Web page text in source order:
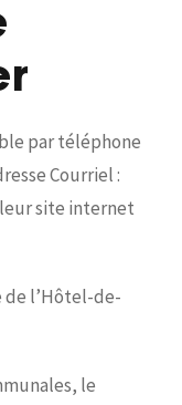
par téléphone
Courriel :
site internet
de l’Hôtel-de-
le